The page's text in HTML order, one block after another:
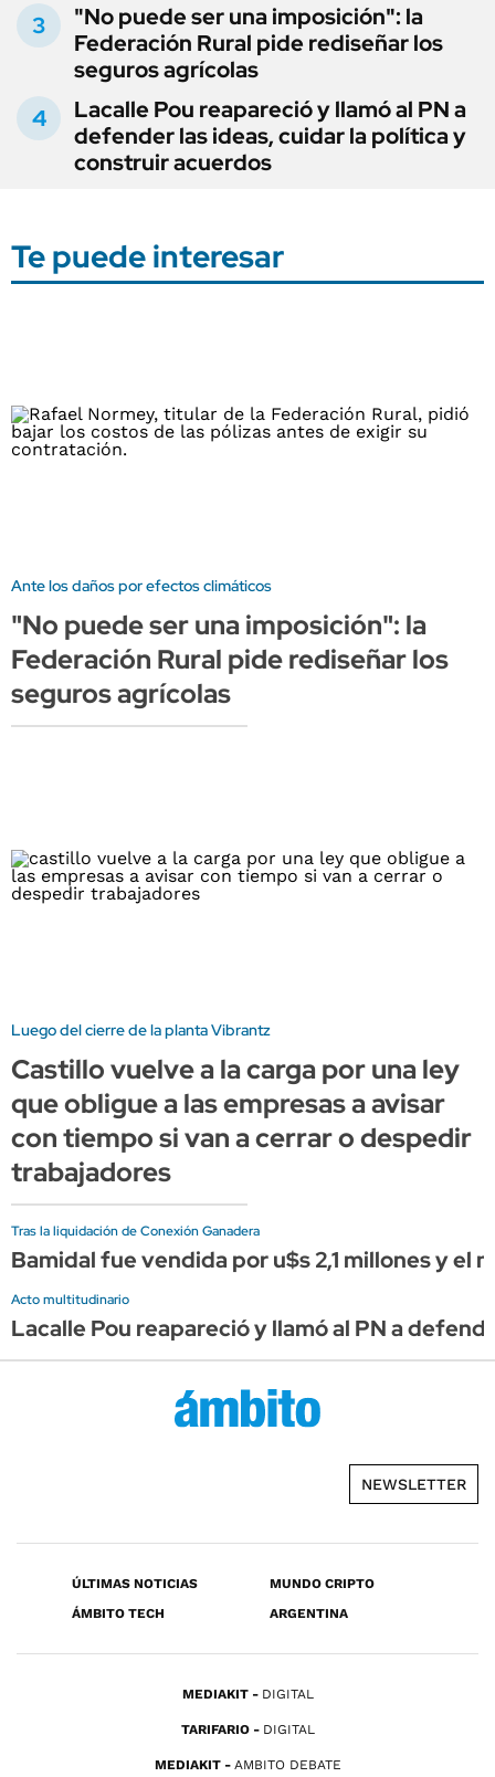
"No puede ser una imposición": la
Federación Rural pide rediseñar los
seguros agrícolas
Lacalle Pou reapareció y llamó al PN a
defender las ideas, cuidar la política y
construir acuerdos
Te puede interesar
Ante los daños por efectos climáticos
"No puede ser una imposición": la
Federación Rural pide rediseñar los
seguros agrícolas
Luego del cierre de la planta Vibrantz
Castillo vuelve a la carga por una ley
que obligue a las empresas a avisar
con tiempo si van a cerrar o despedir
trabajadores
Tras la liquidación de Conexión Ganadera
Bamidal fue vendida por u$s 2,1 millones y el
Acto multitudinario
Lacalle Pou reapareció y llamó al PN a
NEWSLETTER
ÚLTIMAS NOTICIAS
MUNDO CRIPTO
ÁMBITO TECH
ARGENTINA
MEDIAKIT DIGITAL
TARIFARIO DIGITAL
MEDIAKIT AMBITO DEBATE